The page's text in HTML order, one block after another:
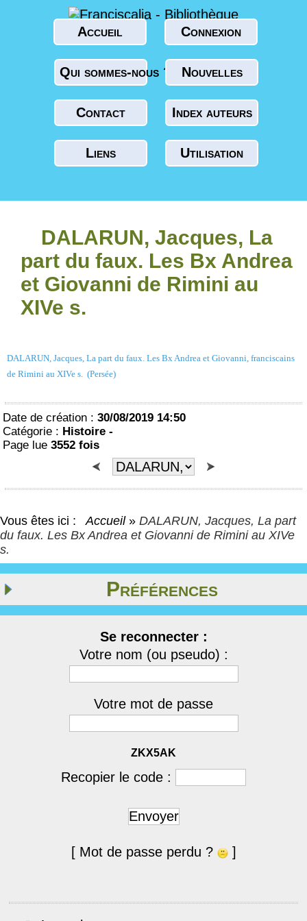
Accueil Connexion
Qui sommes-nous ? Nouvelles
Contact Index auteurs
Liens Utilisation
DALARUN, Jacques, La
part du faux. Les Bx Andrea
et Giovanni de Rimini au
XIVe s.
DALARUN, Jacques, La part du faux. Les Bx Andrea et Giovanni, franciscains
de Rimini au XIVe s. (Persée)
Date de création : 30/08/2019 14:50
Catégorie : Histoire -
Page lue 3552 fois
Vous êtes ici : Accueil » DALARUN, Jacques, La part
du faux. Les Bx Andrea et Giovanni de Rimini au XIVe
s.
Préférences
Se reconnecter :
Votre nom (ou pseudo) :
Votre mot de passe
ZKX5AK
Recopier le code :
Envoyer
[ Mot de passe perdu ? ]